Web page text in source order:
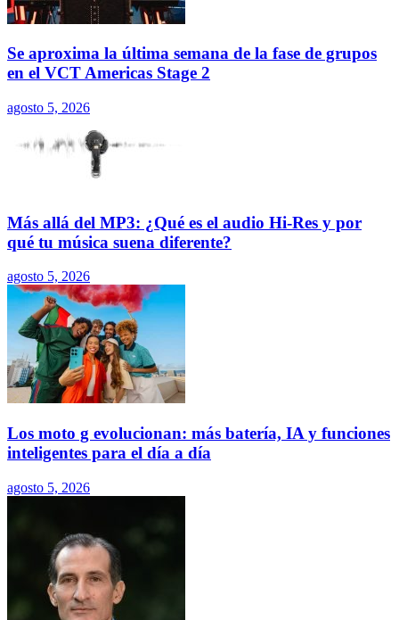
Se aproxima la última semana de la fase de grupos
en el VCT Americas Stage 2
agosto 5, 2026
Más allá del MP3: ¿Qué es el audio Hi-Res y por
qué tu música suena diferente?
agosto 5, 2026
Los moto g evolucionan: más batería, IA y funciones
inteligentes para el día a día
agosto 5, 2026